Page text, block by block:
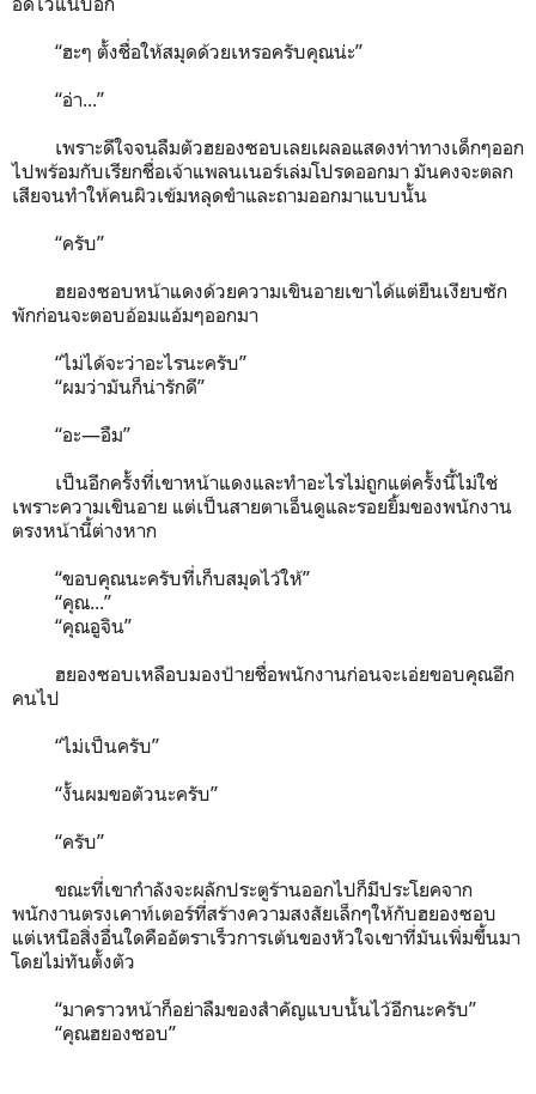
“ฮะๆ ตั้งชื่อให้สมุดด้วยเหรอครับคุณน่ะ”
“อ่า...”
เพราะดีใจจนลืมตัวฮยองซอบเลยเผลอแสดงท่าทางเด็กๆออก
ไปพร้อมกับเรียกชื่อเจ้าแพลนเนอร์เล่มโปรดออกมา มันคงจะตลก
เสียจนทำให้คนผิวเข้มหลุดขำและถามออกมาแบบนั้น
“ครับ”
ฮยองซอบหน้าแดงด้วยความเขินอายเขาได้แต่ยืนเงียบซัก
พักก่อนจะตอบอ้อมแอ้มๆออกมา
“ไม่ได้จะว่าอะไรนะครับ”
“ผมว่ามันก็น่ารักดี”
“อะ—อืม”
เป็นอีกครั้งที่เขาหน้าแดงและทำอะไรไม่ถูกแต่ครั้งนี้ไม่ใช่
เพราะความเขินอาย แต่เป็นสายตาเอ็นดูและรอยยิ้มของพนักงาน
ตรงหน้านี้ต่างหาก
“ขอบคุณนะครับที่เก็บสมุดไว้ให้”
“คุณ...”
“คุณอูจิน”
ฮยองซอบเหลือบมองป้ายชื่อพนักงานก่อนจะเอ่ยขอบคุณอีก
คนไป
“ไม่เป็นครับ”
“งั้นผมขอตัวนะครับ”
“ครับ”
ขณะที่เขากำลังจะผลักประตูร้านออกไปก็มีประโยคจาก
พนักงานตรงเคาท์เตอร์ที่สร้างความสงสัยเล็กๆให้กับฮยองซอบ
แต่เหนือสิ่งอื่นใดคืออัตราเร็วการเต้นของหัวใจเขาที่มันเพิ่มขึ้นมา
โดยไม่ทันตั้งตัว
“มาคราวหน้าก็อย่าลืมของสำคัญแบบนั้นไว้อีกนะครับ”
“คุณฮยองซอบ”